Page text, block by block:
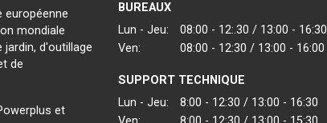
européenne
mondiale
jardin, d'outillage
de
et
BUREAUX
Lun - Jeu:
08:00 - 12:.30 / 13:00 - 16:30
Ven:
08:00 - 12:30 / 13:00 - 16:00
SUPPORT TECHNIQUE
Lun - Jeu:
8:00 - 12:30 / 13:00 - 16:30